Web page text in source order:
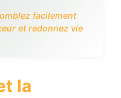
facilement
et redonnez vie
la